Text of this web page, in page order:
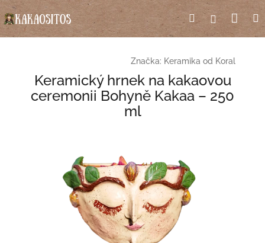
Přejít
na
obsah
HledatPřihlášení
Značka: Keramika od Koral
Keramický hrnek na kakaovou
ceremonii Bohyně Kakaa – 250
ml